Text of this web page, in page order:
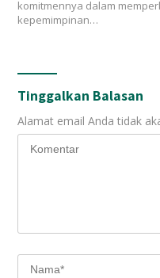
komitmennya dalam
kepemimpinan…
Tinggalkan Balasan
Alamat email Anda tidak